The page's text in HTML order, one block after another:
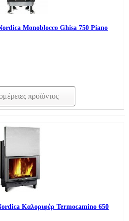
Monobloccο Ghisa 750 Piano
προϊόντος
Καλοριφέρ Termocamino 650